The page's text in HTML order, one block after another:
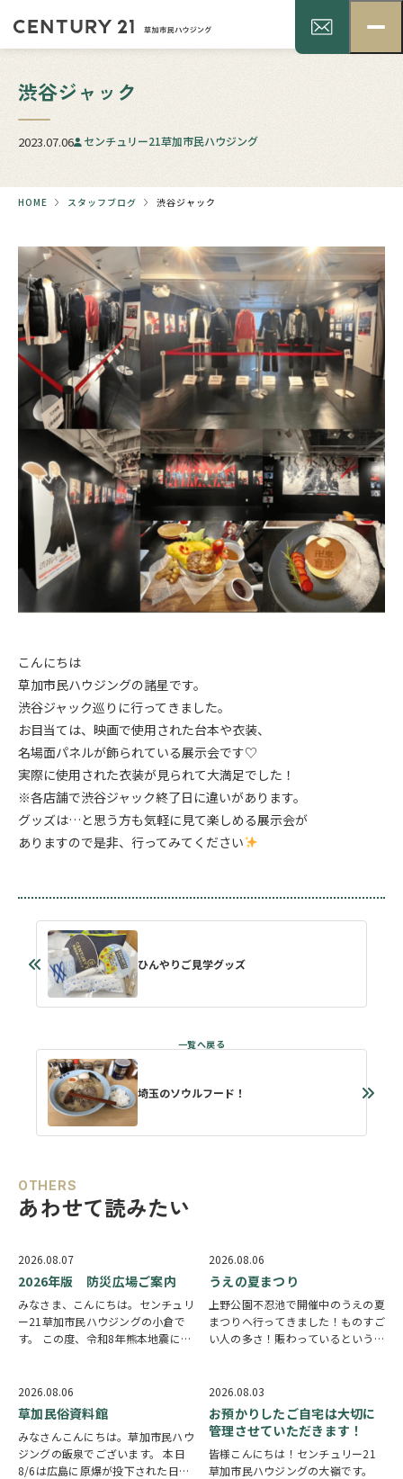
渋谷ジャック
2023.07.06 センチュリー21草加市民ハウジング
HOME スタッフブログ 渋谷ジャック
こんにちは
草加市民ハウジングの諸星です。
渋谷ジャック巡りに行ってきました。
お目当ては、映画で使用された台本や衣装、
名場面パネルが飾られている展示会です♡
実際に使用された衣装が見られて大満足でした！
※各店舗で渋谷ジャック終了日に違いがあります。
グッズは…と思う方も気軽に見て楽しめる展示会が
ありますので是非、行ってみてください
ひんやりご見学グッズ
埼玉のソウルフード！
OTHERS
あわせて読みたい
2026.08.07
2026年版 防災広場ご案内
みなさま、こんにちは。センチュリ
ー21草加市民ハウジングの小倉で
す。 この度、令和8年熊本地震によ
多い国です。草加市においても、他
人事ではなく、日頃から少しでも、
防災意識を高め…
2026.08.06
うえの夏まつり
上野公園不忍池で開催中のうえの夏
まつりへ行ってきました！ものすご
い人の多さ！賑わっているという言
多く皆さん思い思いに夏祭りを楽し
んでいる様子がとても印象的でした
会場にはたく…
2026.08.06
草加民俗資料館
みなさんこんにちは。草加市民ハウ
ジングの飯泉でございます。 本日
8/6は広島に原爆が投下された日に
2026.08.03
お預かりしたご自宅は大切に
管理させていただきます！
皆様こんにちは！センチュリー21
草加市民ハウジングの大嶺です。